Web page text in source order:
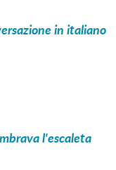
in italiano
l'escaleta